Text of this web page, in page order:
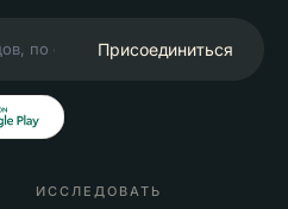
Присоединиться
ИССЛЕДОВАТЬ